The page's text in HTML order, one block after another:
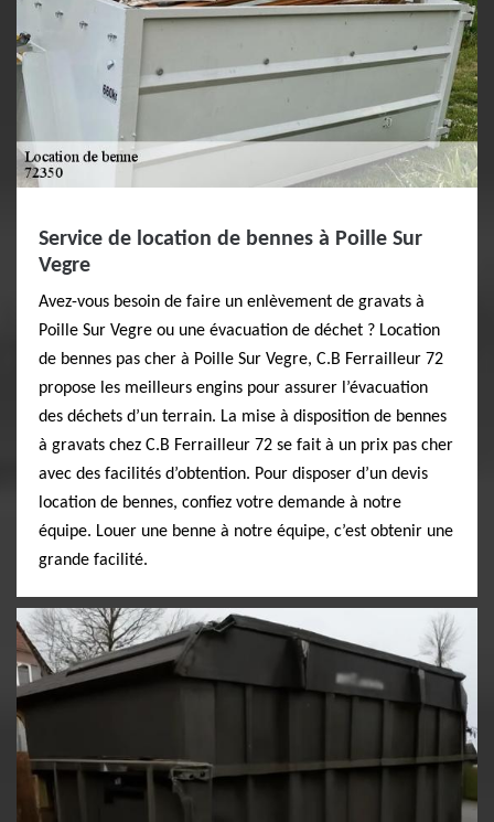
Service de location de bennes à Poille Sur
Vegre
Avez-vous besoin de faire un enlèvement de gravats à
Poille Sur Vegre ou une évacuation de déchet ? Location
de bennes pas cher à Poille Sur Vegre, C.B Ferrailleur 72
propose les meilleurs engins pour assurer l’évacuation
des déchets d’un terrain. La mise à disposition de bennes
à gravats chez C.B Ferrailleur 72 se fait à un prix pas cher
avec des facilités d’obtention. Pour disposer d’un devis
location de bennes, confiez votre demande à notre
équipe. Louer une benne à notre équipe, c’est obtenir une
grande facilité.